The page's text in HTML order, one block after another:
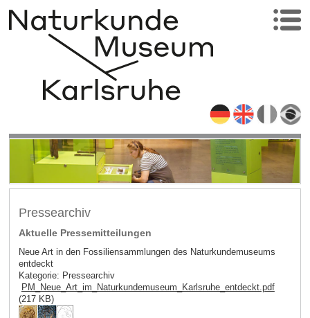
Pressearchiv
Aktuelle Pressemitteilungen
Neue Art in den Fossiliensammlungen des Naturkundemuseums
entdeckt
Kategorie: Pressearchiv
PM_Neue_Art_im_Naturkundemuseum_Karlsruhe_entdeckt.pdf
(217 KB)